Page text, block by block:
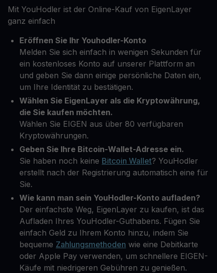
Mit YouHodler ist der Online-Kauf von EigenLayer
ganz einfach
Eröffnen Sie Ihr Youhodler-Konto
Melden Sie sich einfach in wenigen Sekunden für
ein kostenloses Konto auf unserer Plattform an
und geben Sie dann einige persönliche Daten ein,
um Ihre Identität zu bestätigen.
Wählen Sie EigenLayer als die Kryptowährung,
die Sie kaufen möchten.
Wählen Sie EIGEN aus über 80 verfügbaren
Kryptowährungen.
Geben Sie Ihre Bitcoin-Wallet-Adresse ein.
Sie haben noch keine Bitcoin Wallet? YouHodler
erstellt nach der Registrierung automatisch eine für
Sie.
Wie kann man sein YouHodler-Konto aufladen?
Der einfachste Weg, EigenLayer zu kaufen, ist das
Aufladen Ihres YouHodler-Guthabens. Fügen Sie
einfach Geld zu Ihrem Konto hinzu, indem Sie
bequeme Zahlungsmethoden wie eine Debitkarte
oder Apple Pay verwenden, um schnellere EIGEN-
Käufe mit niedrigeren Gebühren zu genießen.